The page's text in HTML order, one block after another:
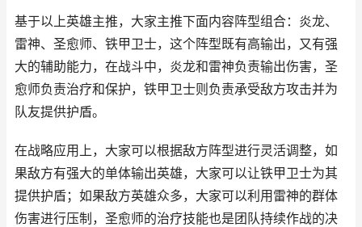
基于以上英雄主推，大家主推下面内容阵型组合：炎龙、
雷神、圣愈师、铁甲卫士，这个阵型既有高输出，又有强
大的辅助能力，在战斗中，炎龙和雷神负责输出伤害，圣
愈师负责治疗和保护，铁甲卫士则负责承受敌方攻击并为
队友提供护盾。
在战略应用上，大家可以根据敌方阵型进行灵活调整，如
果敌方有强大的单体输出英雄，大家可以让铁甲卫士为其
提供护盾；如果敌方英雄众多，大家可以利用雷神的群体
伤害进行压制，圣愈师的治疗技能也是团队持续作战的决